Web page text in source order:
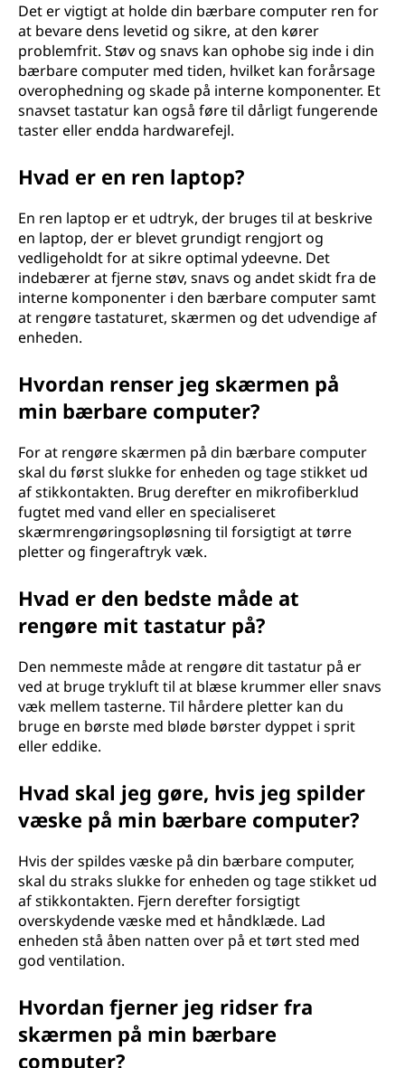
Det er vigtigt at holde din bærbare computer ren for
at bevare dens levetid og sikre, at den kører
problemfrit. Støv og snavs kan ophobe sig inde i din
bærbare computer med tiden, hvilket kan forårsage
overophedning og skade på interne komponenter. Et
snavset tastatur kan også føre til dårligt fungerende
taster eller endda hardwarefejl.
Hvad er en ren laptop?
En ren laptop er et udtryk, der bruges til at beskrive
en laptop, der er blevet grundigt rengjort og
vedligeholdt for at sikre optimal ydeevne. Det
indebærer at fjerne støv, snavs og andet skidt fra de
interne komponenter i den bærbare computer samt
at rengøre tastaturet, skærmen og det udvendige af
enheden.
Hvordan renser jeg skærmen på
min bærbare computer?
For at rengøre skærmen på din bærbare computer
skal du først slukke for enheden og tage stikket ud
af stikkontakten. Brug derefter en mikrofiberklud
fugtet med vand eller en specialiseret
skærmrengøringsopløsning til forsigtigt at tørre
pletter og fingeraftryk væk.
Hvad er den bedste måde at
rengøre mit tastatur på?
Den nemmeste måde at rengøre dit tastatur på er
ved at bruge trykluft til at blæse krummer eller snavs
væk mellem tasterne. Til hårdere pletter kan du
bruge en børste med bløde børster dyppet i sprit
eller eddike.
Hvad skal jeg gøre, hvis jeg spilder
væske på min bærbare computer?
Hvis der spildes væske på din bærbare computer,
skal du straks slukke for enheden og tage stikket ud
af stikkontakten. Fjern derefter forsigtigt
overskydende væske med et håndklæde. Lad
enheden stå åben natten over på et tørt sted med
god ventilation.
Hvordan fjerner jeg ridser fra
skærmen på min bærbare
computer?